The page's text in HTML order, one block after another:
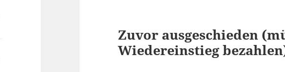
Zuvor ausgeschieden
Wiedereinstieg